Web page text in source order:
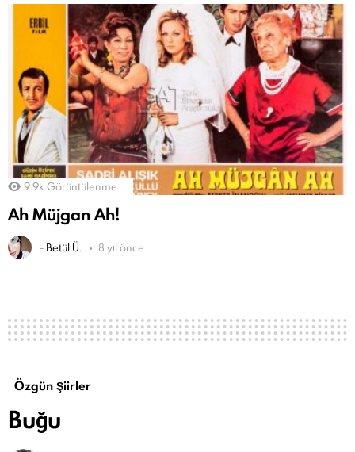
9.9k Görüntülenme
Ah Müjgan Ah!
- Betül Ü. 8 yıl önce
Özgün Şiirler
Buğu